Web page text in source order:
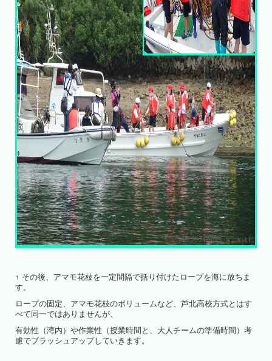
↑ その後、アマモ花枝を一定間隔で括り付けたロープを海に放ちま
す。
ロープの固定、アマモ花枝のボリュームなど、芦北高校方式とはす
べて同一ではありませんが、
有効性（湾内）や作業性（授業時間と、大人チームの準備時間）考
慮でブラッシュアップしていきます。